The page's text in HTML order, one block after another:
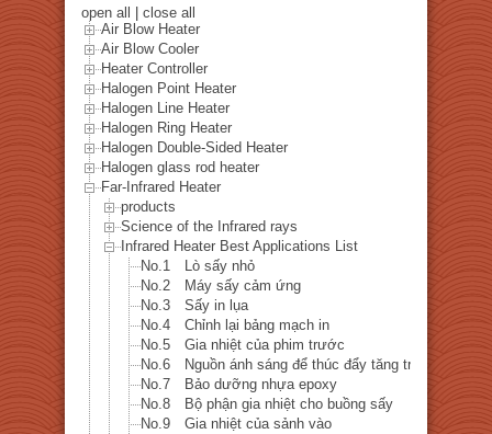
open all
close all
Air Blow Heater
Air Blow Cooler
Heater Controller
Halogen Point Heater
Halogen Line Heater
Halogen Ring Heater
Halogen Double-Sided Heater
Halogen glass rod heater
Far-Infrared Heater
products
Science of the Infrared rays
Infrared Heater Best Applications List
No.1 Lò sấy nhỏ
No.2 Máy sấy cảm ứng
No.3 Sấy in lụa
No.4 Chỉnh lại bảng mạch in
No.5 Gia nhiệt của phim trước
No.6 Nguồn ánh sáng để thúc đẩy tăng trưởng và
No.7 Bảo dưỡng nhựa epoxy
No.8 Bộ phận gia nhiệt cho buồng sấy
No.9 Gia nhiệt của sảnh vào